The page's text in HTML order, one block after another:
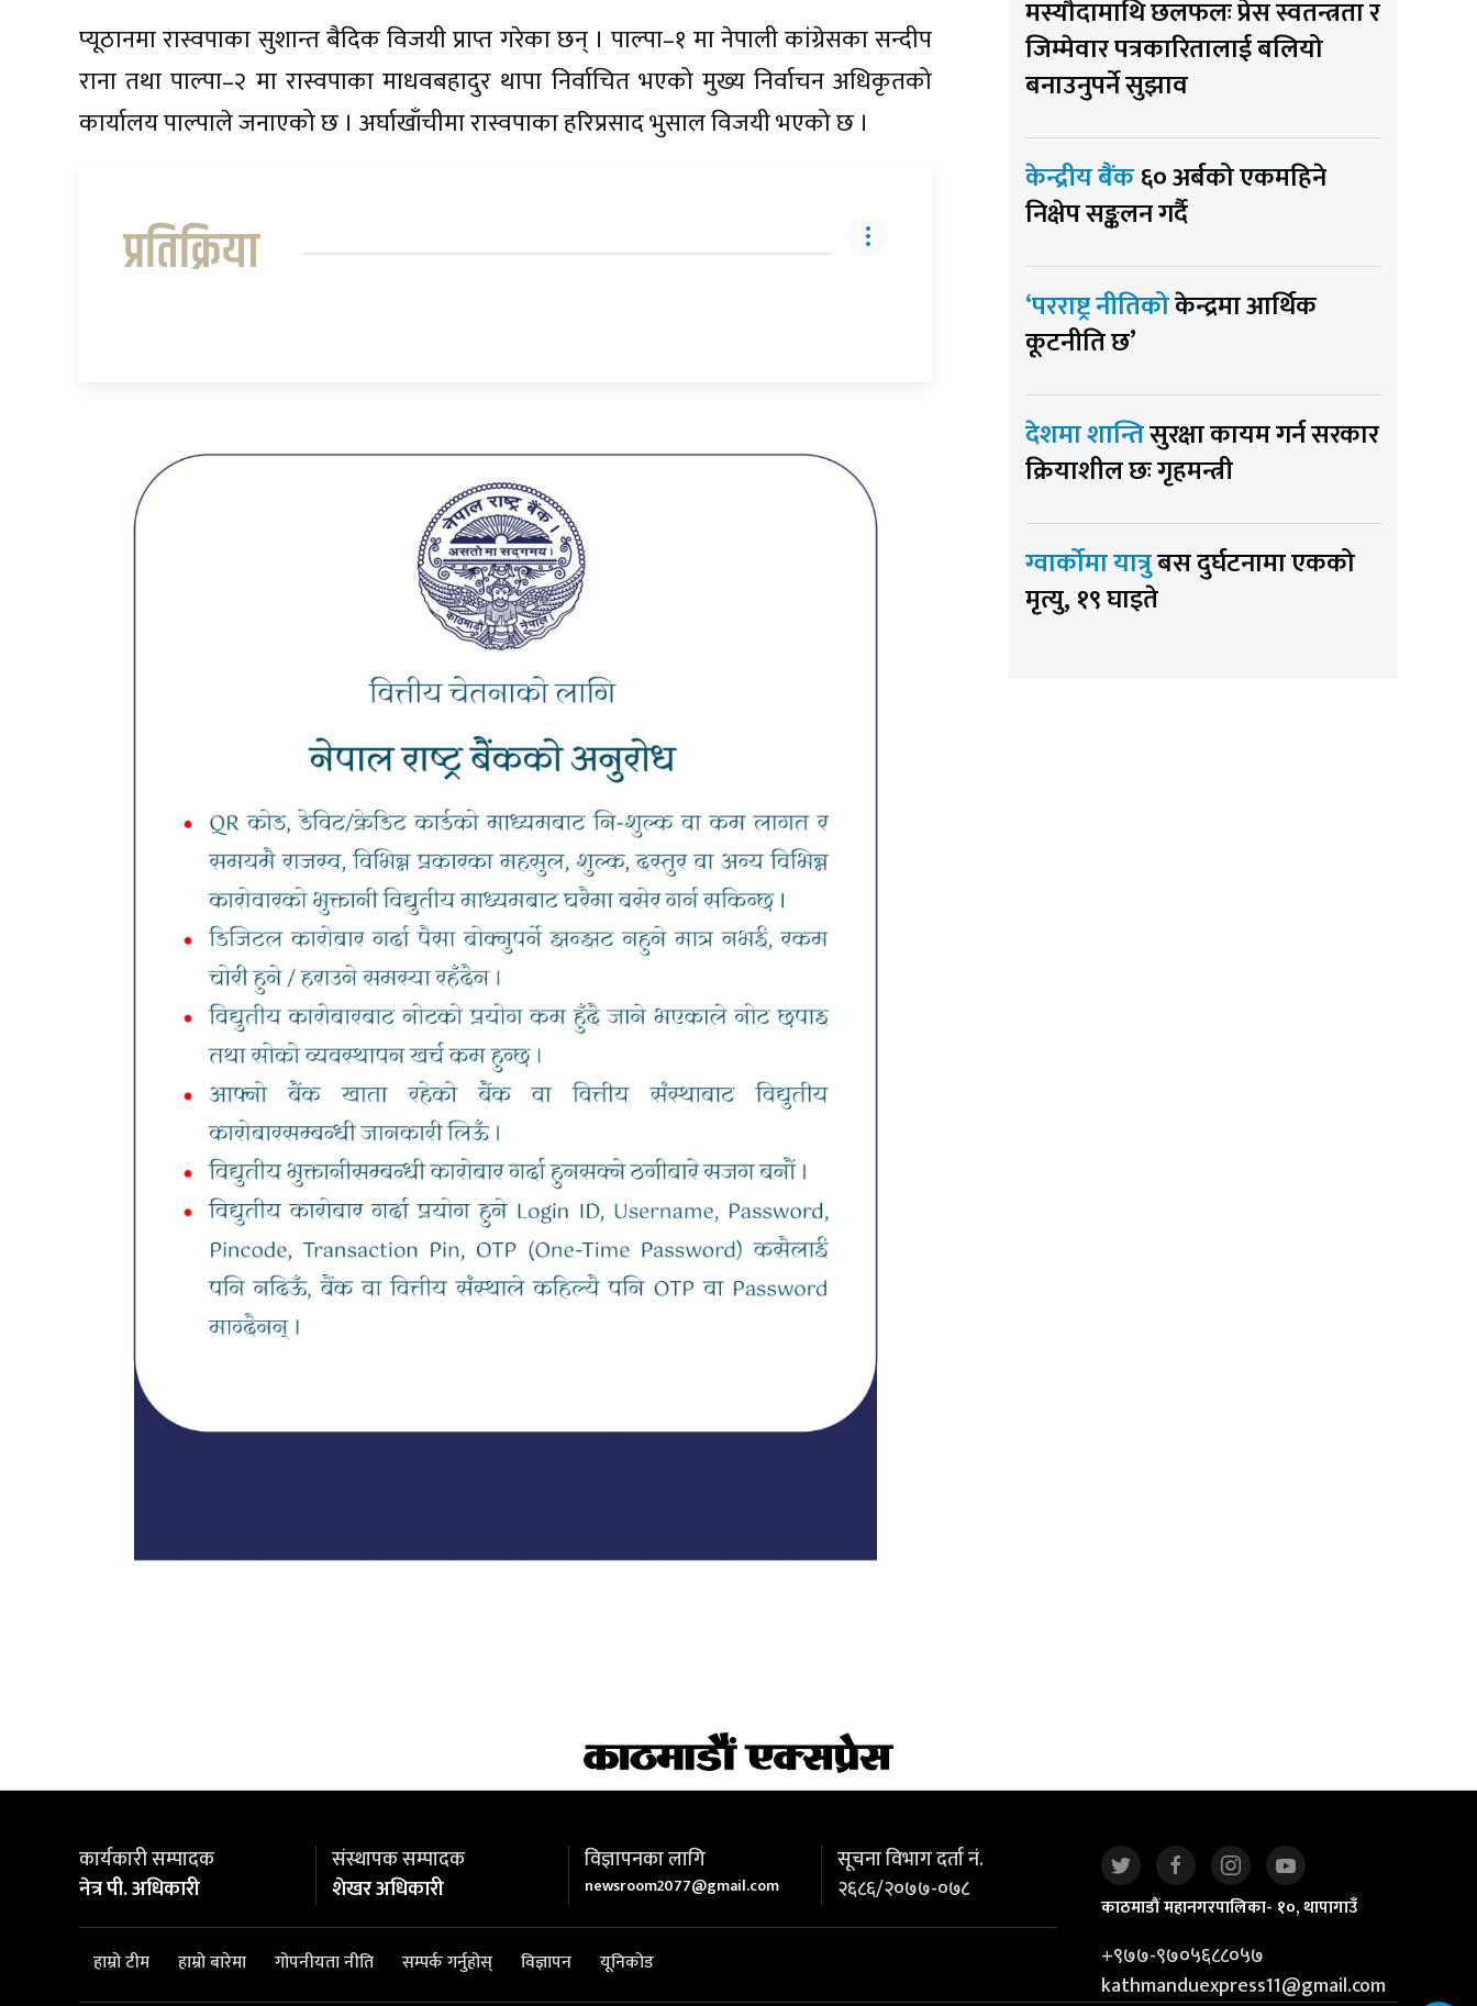
प्यूठानमा रास्वपाका सुशान्त बैदिक विजयी प्राप्त गरेका छन् । पाल्पा–१ मा नेपाली कांग्रेसका सन्दीप
राना तथा पाल्पा–२ मा रास्वपाका माधवबहादुर थापा निर्वाचित भएको मुख्य निर्वाचन अधिकृतको
कार्यालय पाल्पाले जनाएको छ । अर्घाखाँचीमा रास्वपाका हरिप्रसाद भुसाल विजयी भएको छ ।
प्रतिक्रिया
मस्यौदामाथि छलफलः प्रेस स्वतन्त्रता र
जिम्मेवार पत्रकारितालाई बलियो
बनाउनुपर्ने सुझाव
केन्द्रीय बैंक६० अर्बको एकमहिने
निक्षेप सङ्कलन गर्दै
‘परराष्ट्र नीतिकोकेन्द्रमा आर्थिक
कूटनीति छ’
देशमा शान्तिसुरक्षा कायम गर्न सरकार
क्रियाशील छः गृहमन्त्री
ग्वार्कोमा यात्रुबस दुर्घटनामा एकको
मृत्यु, १९ घाइते
कार्यकारी सम्पादक
नेत्र पी. अधिकारी
संस्थापक सम्पादक
शेखर अधिकारी
विज्ञापनका लागि
newsroom2077@gmail.com
सूचना विभाग दर्ता नं.
२६८६/२०७७-०७८
हाम्रो टीम हाम्रो बारेमा गोपनीयता नीति सम्पर्क गर्नुहोस् विज्ञापन यूनिकोड
काठमाडौं महानगरपालिका- १०, थापागाउँ
+९७७-९७०५६८८०५७
kathmanduexpress11@gmail.com